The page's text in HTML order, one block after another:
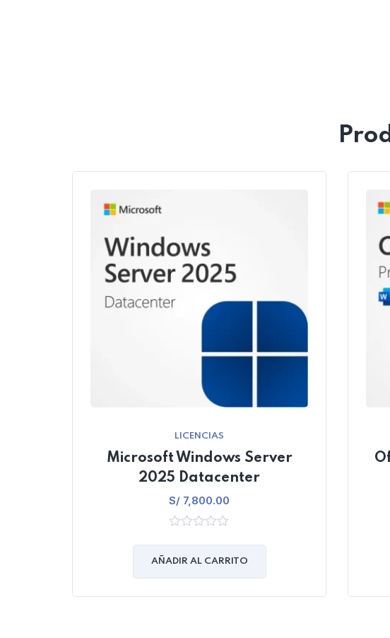
LICENCIAS
Microsoft Windows Server
2025 Datacenter
S/ 7,800.00
of
AÑADIR AL CARRITO